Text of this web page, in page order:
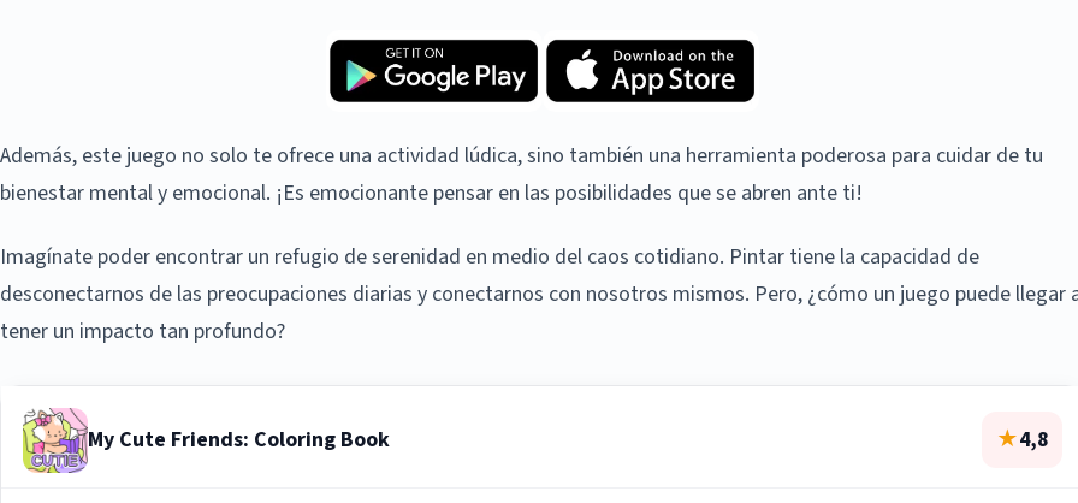
Además, este juego no solo te ofrece una actividad lúdica, sino también una herramienta poderosa para cuidar de tu
bienestar mental y emocional. ¡Es emocionante pensar en las posibilidades que se abren ante ti!
Imagínate poder encontrar un refugio de serenidad en medio del caos cotidiano. Pintar tiene la capacidad de
desconectarnos de las preocupaciones diarias y conectarnos con nosotros mismos. Pero, ¿cómo un juego puede llegar
tener un impacto tan profundo?
My Cute Friends: Coloring Book ★4,8